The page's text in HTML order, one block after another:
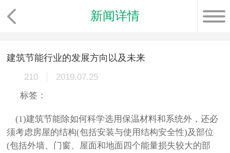
新闻详情
建筑节能行业的发展方向以及未来
210
2019.07.25
标签：
(1)建筑节能除如何科学选用保温材料和系统外，还必
须考虑房屋的结构(包括安装与使用结构安全性)及部位
(包括外墙、门窗、屋面和地面四个能量损失较大的部